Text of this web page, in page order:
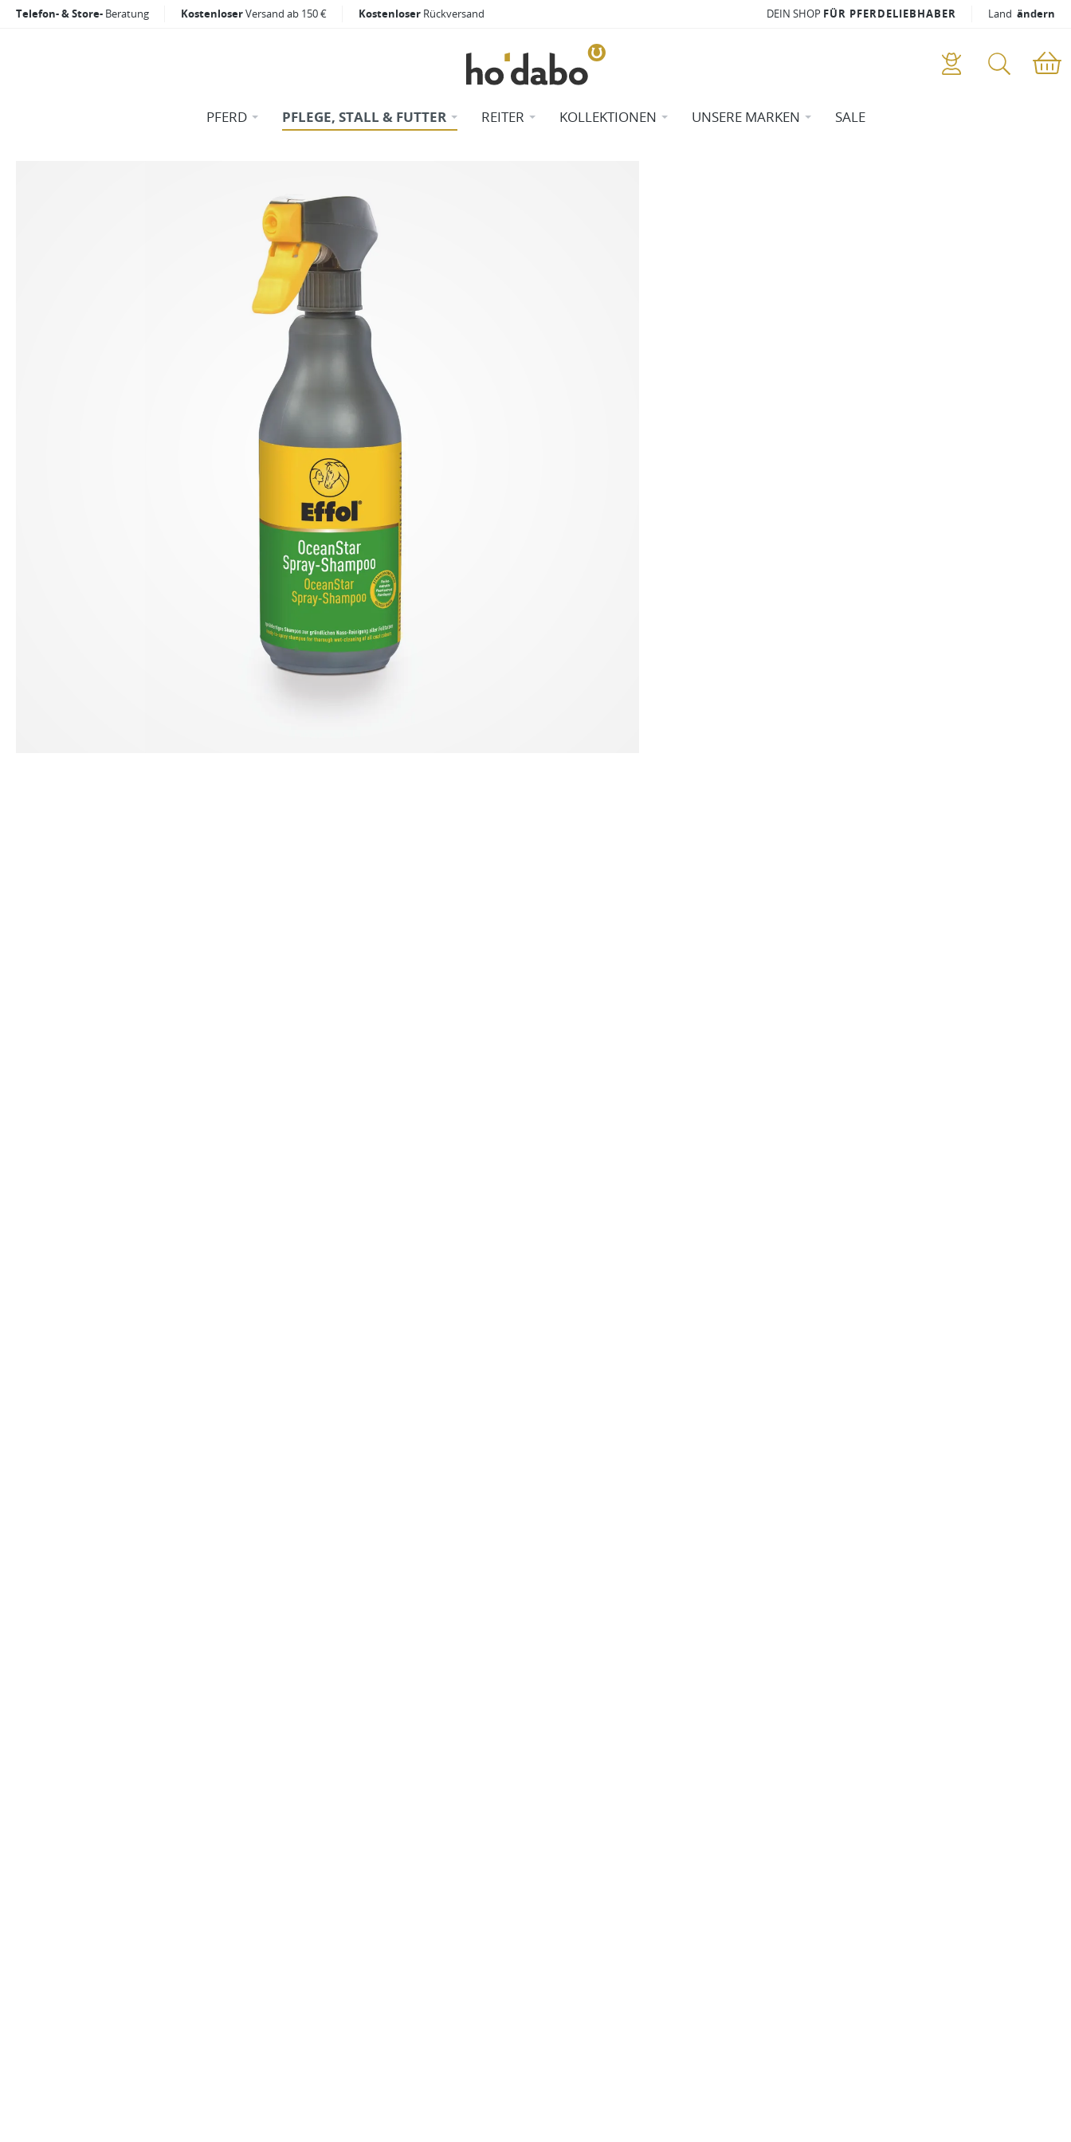
Telefon- & Store- Beratung KostenloserVersand ab 150 € Kostenloser Rückversand DEIN SHOP FÜR PFERDELIEBHABER Land ändern
PFERD PFLEGE, STALL & FUTTER REITER KOLLEKTIONEN UNSERE MARKEN SALE